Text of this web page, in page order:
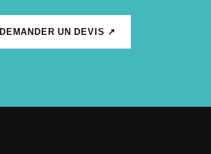
DEMANDER UN DEVIS ↗